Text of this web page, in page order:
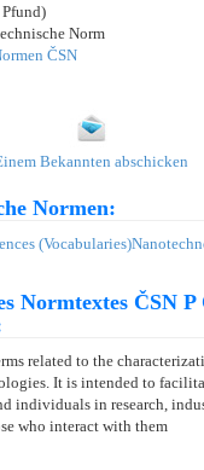
Norm
ČSN
Bekannten abschicken
Normen:
(Vocabularies)
Normtextes ČSN
related to the
It is intended to
individuals in research,
who interact with them